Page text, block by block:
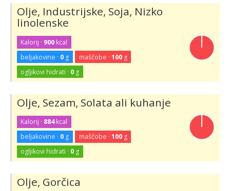
Olje, Industrijske, Soja, Nizko
linolenske
Kalorij · 900 kcal
beljakovine · 0 g maščobe · 100g
ogljikovi hidrati · 0 g
Olje, Sezam, Solata ali kuhanje
Kalorij · 884kcal
beljakovine · 0 g maščobe · 100g
ogljikovi hidrati · 0 g
Olje, Gorčica